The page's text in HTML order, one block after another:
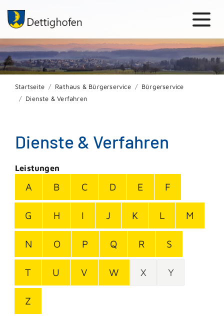
Startseite Rathaus & Bürgerservice
Bürgerservice
Dienste & Verfahren
Dienste & Verfahren
Leistungen
A B C D E F
G H I J K L M
N O P Q R S
T U V W X Y
Z